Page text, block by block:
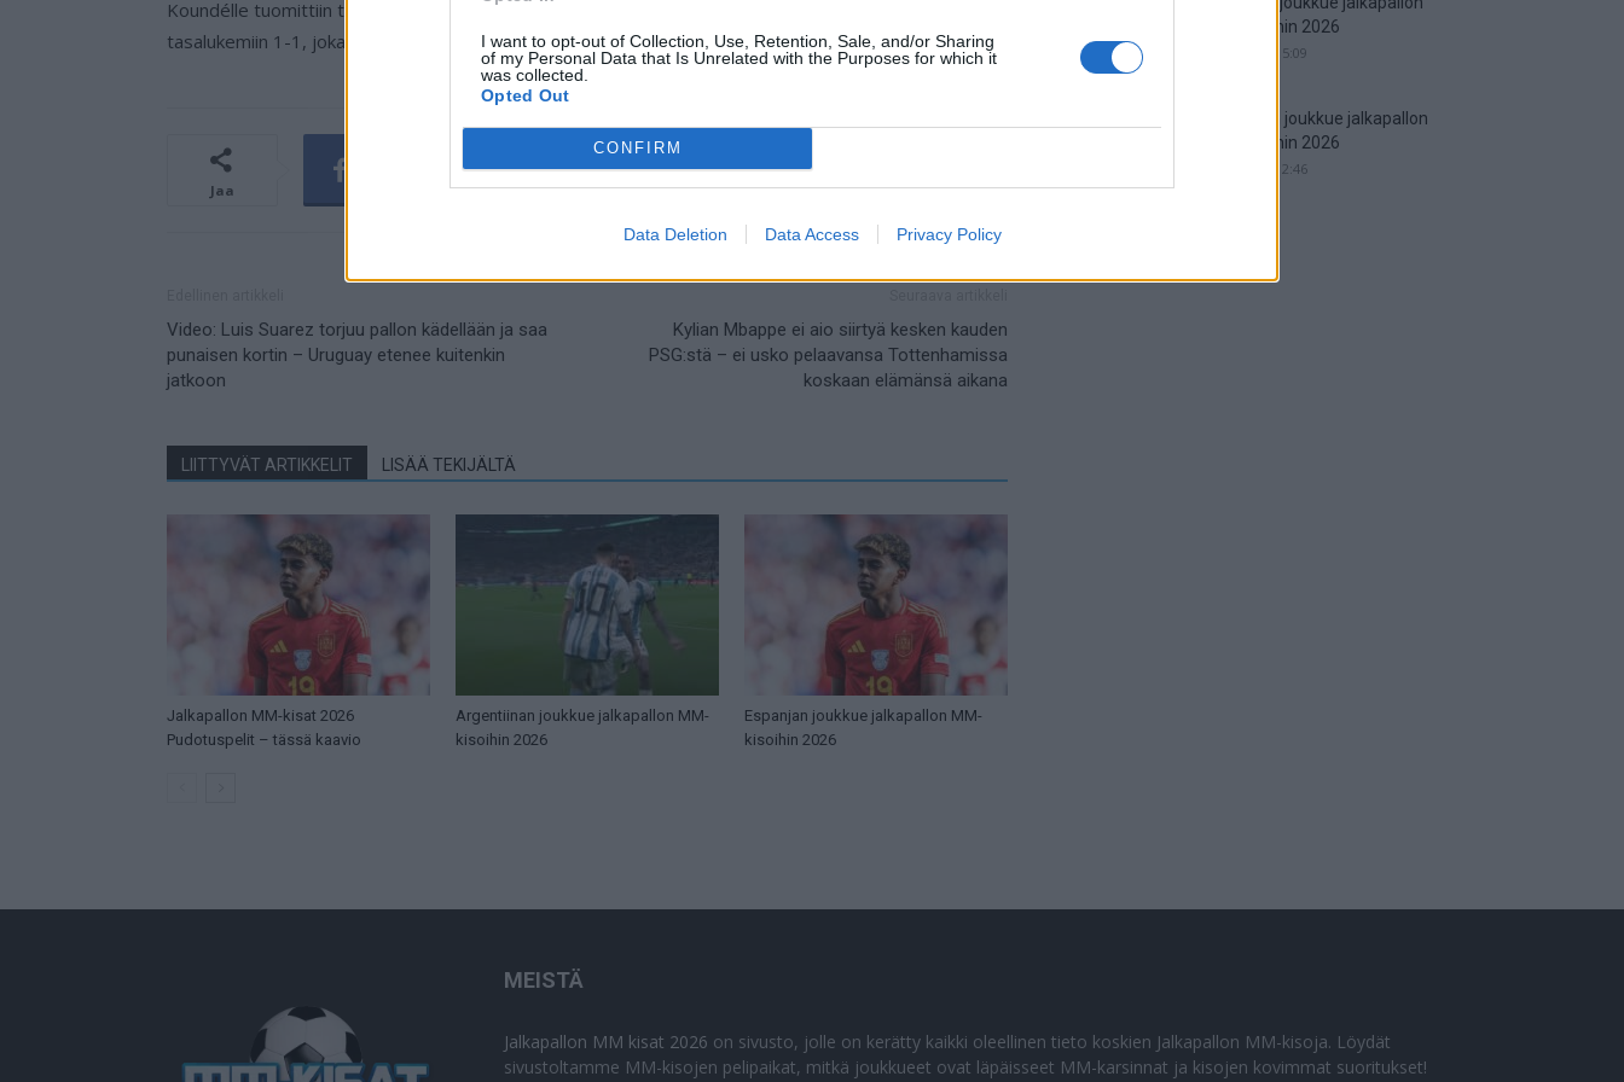
I want to opt-out of Collection, Use, Retention, Sale, and/or Sharing
of my Personal Data that Is Unrelated with the Purposes for which it
was collected.
Opted Out
CONFIRM
Data Deletion Data Access Privacy Policy
Koundélle tuomittiin tilanteesta suora punainen kortti.
tasalukemiin 1-1, joka oli pettymys noin puoli tuntia miesylivoimalla pelanneelle Barcelonalle.
Jaa
Video: Luis Suarez torjuu pallon kädellään ja saa
punaisen kortin – Uruguay etenee kuitenkin
jatkoon
Kylian Mbappe ei aio siirtyä kesken kauden
PSG:stä – ei usko pelaavansa Tottenhamissa
koskaan elämänsä aikana
LIITTYVÄT ARTIKKELIT LISÄÄ TEKIJÄLTÄ
Jalkapallon MM-kisat 2026
Pudotuspelit – tässä kaavio
Argentiinan joukkue jalkapallon MM-
kisoihin 2026
Espanjan joukkue jalkapallon MM-
kisoihin 2026
MM-kisoihin 2026
29.05.2026 15:09
Englannin joukkue jalkapallon
MM-kisoihin 2026
25.05.2026 12:46
MEISTÄ
Jalkapallon MM kisat 2026 on sivusto, jolle on kerätty kaikki oleellinen tieto koskien Jalkapallon MM-kisoja. Löydät
sivustoltamme MM-kisojen pelipaikat, mitkä joukkueet ovat läpäisseet MM-karsinnat ja kisojen kovimmat suoritukset!